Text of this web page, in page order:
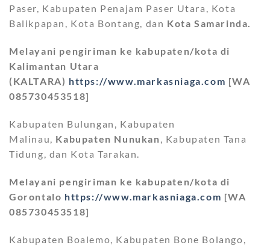
Paser, Kabupaten Penajam Paser Utara, Kota
Balikpapan, Kota Bontang, dan Kota Samarinda.
Melayani pengiriman ke kabupaten/kota di
Kalimantan Utara
(KALTARA) https://www.markasniaga.com [WA
085730453518]
Kabupaten Bulungan, Kabupaten
Malinau, Kabupaten Nunukan, Kabupaten Tana
Tidung, dan Kota Tarakan.
Melayani pengiriman ke kabupaten/kota di
Gorontalo https://www.markasniaga.com [WA
085730453518]
Kabupaten Boalemo, Kabupaten Bone Bolango,